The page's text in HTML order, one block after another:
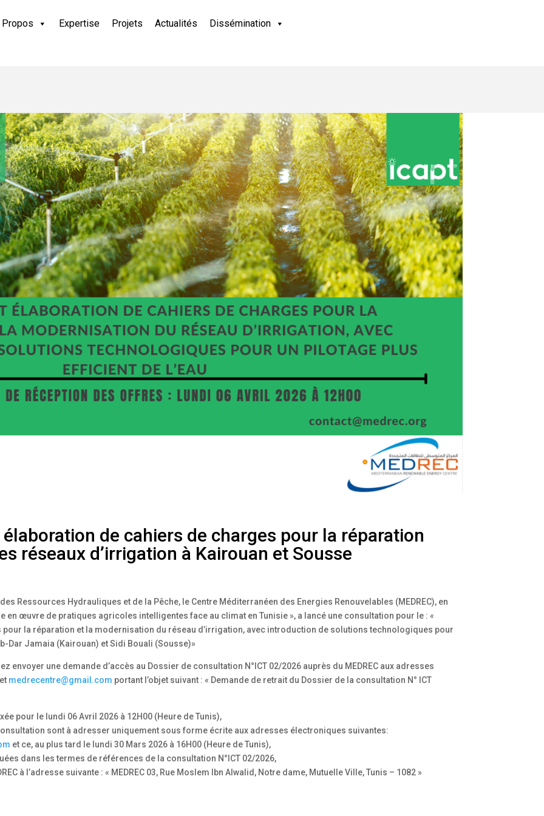
Propos Expertise Projets Actualités Dissémination
de cahiers de charges pour la réparation
réseaux d’irrigation à Kairouan et Sousse
Ressources Hydrauliques et de la Pêche, le Centre Méditerranéen des Energies Renouvelables (MEDREC), en
en œuvre de pratiques agricoles intelligentes face au climat en Tunisie », a lancé une consultation pour le : «
la réparation et la modernisation du réseau d’irrigation, avec introduction de solutions technologiques pour
Dar Jamaia (Kairouan) et Sidi Bouali (Sousse)»
envoyer une demande d’accès au Dossier de consultation N°ICT 02/2026 auprès du MEDREC aux adresses
medrecentre@gmail.com portant l’objet suivant : « Demande de retrait du Dossier de la consultation N° ICT
pour le lundi 06 Avril 2026 à 12H00 (Heure de Tunis),
sont à adresser uniquement sous forme écrite aux adresses électroniques suivantes:
et ce, au plus tard le lundi 30 Mars 2026 à 16H00 (Heure de Tunis),
dans les termes de références de la consultation N°ICT 02/2026,
à l’adresse suivante : « MEDREC 03, Rue Moslem Ibn Alwalid, Notre dame, Mutuelle Ville, Tunis – 1082 »